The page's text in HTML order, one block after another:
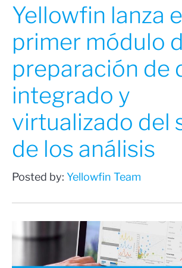
Yellowfin lanza
primer módulo
preparación de
integrado y
virtualizado del
de los análisis
Posted by: Yellowfin Team